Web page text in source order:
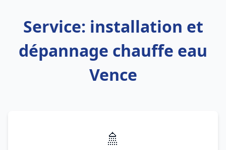
Service: installation et
dépannage chauffe eau
Vence
🚿